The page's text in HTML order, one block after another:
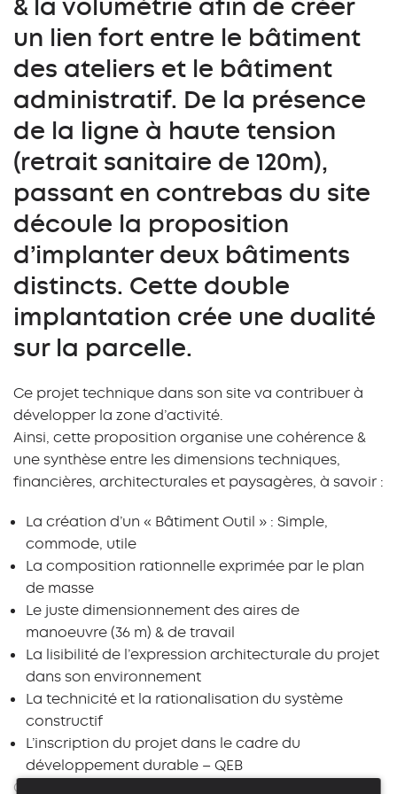
& la volumétrie afin de créer
un lien fort entre le bâtiment
des ateliers et le bâtiment
administratif. De la présence
de la ligne à haute tension
(retrait sanitaire de 120m),
passant en contrebas du site
découle la proposition
d’implanter deux bâtiments
distincts. Cette double
implantation crée une dualité
sur la parcelle.
Ce projet technique dans son site va contribuer à
développer la zone d’activité.
Ainsi, cette proposition organise une cohérence &
une synthèse entre les dimensions techniques,
financières, architecturales et paysagères, à savoir :
La création d’un « Bâtiment Outil » : Simple,
commode, utile
La composition rationnelle exprimée par le plan
de masse
Le juste dimensionnement des aires de
manoeuvre (36 m) & de travail
La lisibilité de l’expression architecturale du projet
dans son environnement
La technicité et la rationalisation du système
constructif
L’inscription du projet dans le cadre du
développement durable – QEB
Catégorie